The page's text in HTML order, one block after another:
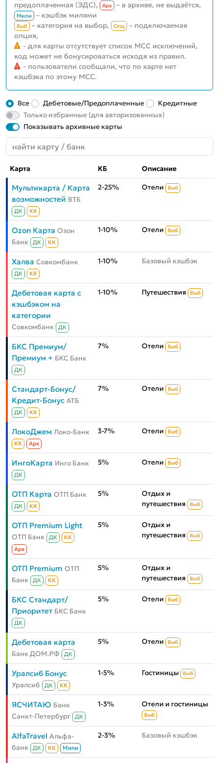
предоплаченная (ЭДС),
Aрх – в архиве, не выдаётся,
Мили – кэшбэк милями
Выб – категория на выбор, Опц
– подключаемая
опция,
- для карты отсутствует список MCC исключений,
код может не бонусироваться исходя из правил.
- пользователи сообщали, что по карте нет
кэшбэка по этому MCC.
Все Дебетовые/Предоплаченные
Кредитные
Только избранные (для авторизованных)
Показывать архивные карты
Карта КБ Описание
Мультикарта / Карта
возможностей ВТБ
ДК КК
2-25% Отели Выб
Ozon Карта Озон
Банк
ДК КК
1-10% Отели Выб
Халва Совкомбанк
ДК КК
1-10% Базовый кэшбэк
Дебетовая карта с
кэшбэком на
категории
Совкомбанк ДК
1-10% Путешествия Выб
БКС Премиум/
Премиум + БКС Банк
ДК
7% Отели Выб
Стандарт-Бонус/
Кредит-Бонус АТБ
ДК КК
7% Отели Выб
ЛокоДжем Локо-Банк
КК Aрх
3-7% Отели Выб
ИнгоКарта Инго Банк
ДК
5% Отели Выб
ОТП Карта ОТП Банк
ДК КК
5%
Отдых и
путешествия
Выб
ОТП Premium Light
ОТП Банк ДК
КК
Aрх
5%
Отдых и
путешествия
Выб
ОТП Premium ОТП
Банк
ДК КК
5%
Отдых и
путешествия
Выб
БКС Стандарт/
Приоритет БКС Банк
ДК
5% Отели Выб
Дебетовая карта
Банк ДОМ.РФ ДК
5% Отели Выб
Уралсиб Бонус
Уралсиб ДК КК
1-5% Гостиницы Выб
ЯСЧИТАЮ Банк
Санкт-Петербург
ДК
1-3% Отели и гостиницы
Выб
AlfaTravel Альфа-
банк
ДК КК Мили
2-3% Базовый кэшбэк